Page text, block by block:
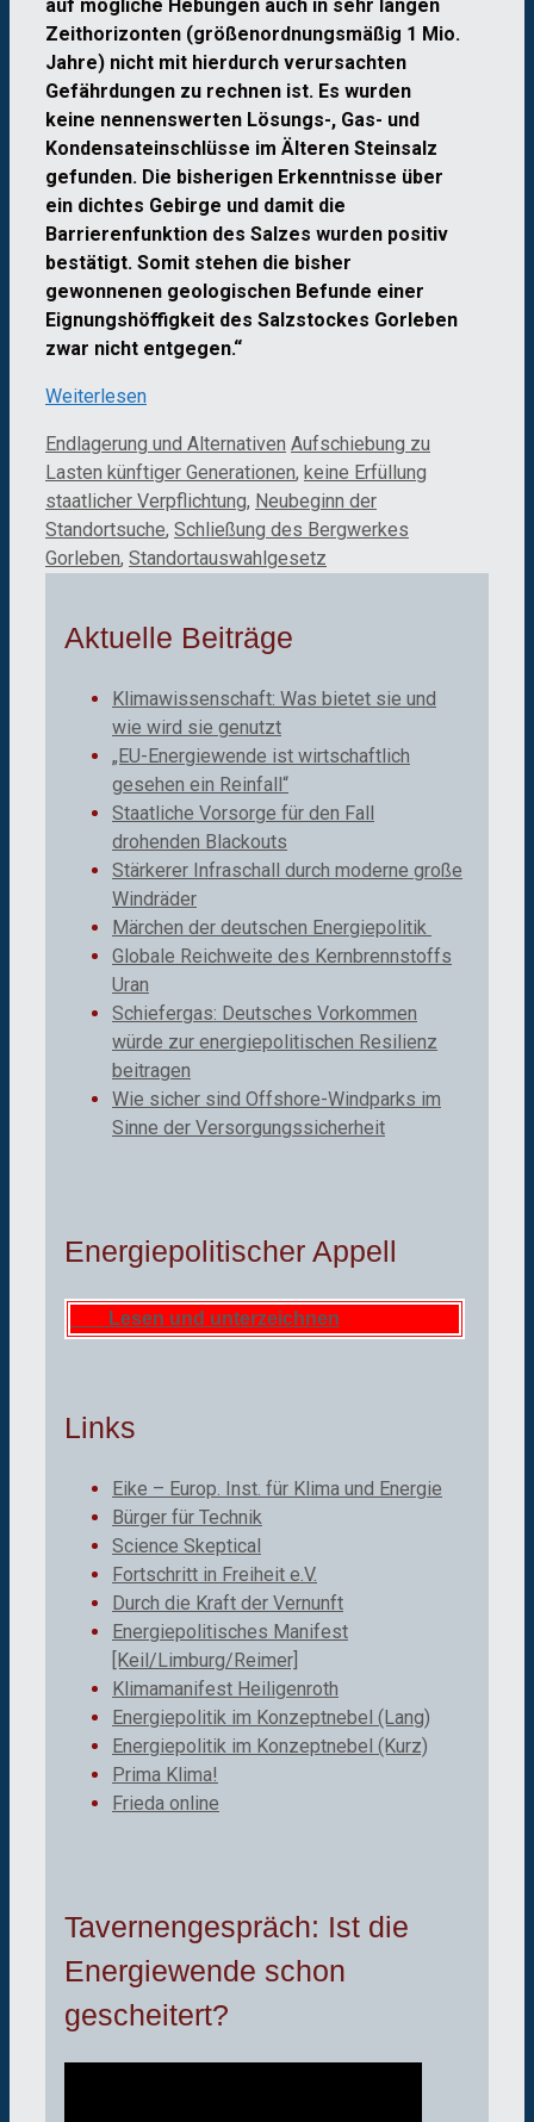
auf mögliche Hebungen auch in sehr langen
Zeithorizonten (größenordnungsmäßig 1 Mio.
Jahre) nicht mit hierdurch verursachten
Gefährdungen zu rechnen ist. Es wurden
keine nennenswerten Lösungs-, Gas- und
Kondensateinschlüsse im Älteren Steinsalz
gefunden. Die bisherigen Erkenntnisse über
ein dichtes Gebirge und damit die
Barrierenfunktion des Salzes wurden positiv
bestätigt. Somit stehen die bisher
gewonnenen geologischen Befunde einer
Eignungshöffigkeit des Salzstockes Gorleben
zwar nicht entgegen.“
Weiterlesen
Kategorien
Endlagerung und Alternativen Schlagwörter
Aufschiebung zu
Lasten künftiger Generationen, keine Erfüllung
staatlicher Verpflichtung, Neubeginn der
Standortsuche, Schließung des Bergwerkes
Gorleben, Standortauswahlgesetz
Aktuelle Beiträge
Klimawissenschaft: Was bietet sie und
wie wird sie genutzt
„EU-Energiewende ist wirtschaftlich
gesehen ein Reinfall“
Staatliche Vorsorge für den Fall
drohenden Blackouts
Stärkerer Infraschall durch moderne große
Windräder
Märchen der deutschen Energiepolitik
Globale Reichweite des Kernbrennstoffs
Uran
Schiefergas: Deutsches Vorkommen
würde zur energiepolitischen Resilienz
beitragen
Wie sicher sind Offshore-Windparks im
Sinne der Versorgungssicherheit
Energiepolitischer Appell
Lesen und unterzeichnen
Links
Eike – Europ. Inst. für Klima und Energie
Bürger für Technik
Science Skeptical
Fortschritt in Freiheit e.V.
Durch die Kraft der Vernunft
Energiepolitisches Manifest
[Keil/Limburg/Reimer]
Klimamanifest Heiligenroth
Energiepolitik im Konzeptnebel (Lang)
Energiepolitik im Konzeptnebel (Kurz)
Prima Klima!
Frieda online
Tavernengespräch: Ist die
Energiewende schon
gescheitert?